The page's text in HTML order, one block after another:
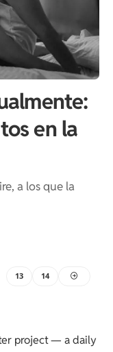
en la
a los que la
13 14
project — a daily